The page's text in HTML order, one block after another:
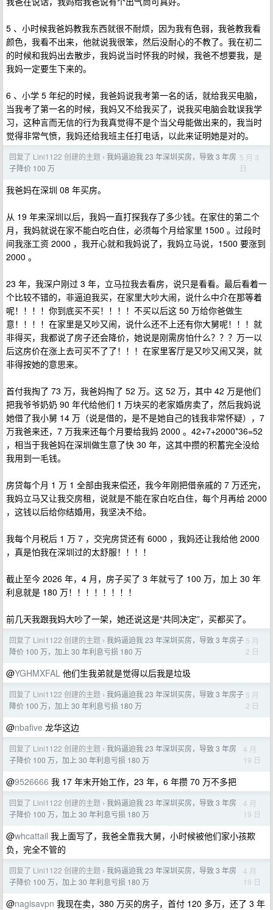
5 、小时候我爸妈教我东西就很不耐烦，因为我有色弱，我爸教我看
颜色，我看不出来，他就说我很笨，然后没耐心的不教了。我在初二
的时候和我妈出去散步，我妈说当时怀我的时候，我爸不想要我，是
我妈一定要生下来的。
6 、小学 5 年纪的时候，我爸妈说我考第一名的话，就给我买电脑，
当我考了第一名的时候，我妈又不给我买了，说我买电脑会耽误我学
习，这种言而无信的行为我真觉得不是个当父母能做出来的，我当时
觉得非常气愤，我妈还给我班主任打电话，以此来证明她是对的。
回复了 Lini1122 创建的主题 › 我妈逼迫我 23 年深圳买房，导致 3 年房
子降价 100 万
5 月 3
日
我爸妈在深圳 08 年买房。
从 19 年来深圳以后，我妈一直打探我存了多少钱。在家住的第二个
月，我妈就说在家不能白吃白住，必须每个月给家里 1500 。过段时
间我涨工资 2000 ，我开心就和我妈说了，我妈立马说，1500 要涨到
2000 。
23 年，我深户刚过 3 年，立马拉我去看房，说只是看看。最后看着一
个比较不错的，非逼迫我买，在家里大吵大闹，说什么中介在那等着
呢！！！！你到底买不买！！！！不买以后这 50 万给你爸做生
意！！！！在家里是又吵又闹，说什么还不上还有你大舅呢！！！就
非得买，我都说了房子还会降价，她说是刚需房怕什么？？？万一以
后这房价在涨上去可买不了了！！！在家里客厅是又吵又闹又哭，就
非得按她的意思来。
首付我掏了 73 万，我爸妈掏了 52 万。这 52 万，其中 42 万是他们
把我爷爷奶奶 90 年代给他们 1 万块买的老家婚房卖了，然后我妈说
她借了我小舅 14 万（说是借的，是不是她自己的钱我非常怀疑），7
万我爸来还，7 万我来还每个月要给我妈 2000 。42+7+2000*36=52
，相当于我爸妈在深圳做生意了快 30 年，这其中攒的积蓄完全没给
我用到一毛钱。
房贷每个月 1 万 1 全部由我来偿还，我今年刚把借亲戚的 7 万还完，
我妈立马又让我交房租，说就是不能在家白吃白住，每个月再给 2000
，这钱以后给你结婚用，我坚决不给。
我每个月税后 1 万 7 ，交完房贷还有 6000 ，我妈还让我给他 2000
，真是怕我在深圳过的太舒服！！！！
截止至今 2026 年，4 月，房子买了 3 年就亏了 100 万，加上 30 年
利息就是 180 万！！！！！！！！
前几天我跟我妈大吵了一架，她还说这是“共同决定”，买都买了。
回复了 Lini1122 创建的主题 › 我妈逼迫我 23 年深圳买房，导致 3 年房子
降价 100 万，加上 30 年利息亏损 180 万
5 月
2 日
@YGHMXFAL 他们生我弟就是觉得以后我是垃圾
回复了 Lini1122 创建的主题 › 我妈逼迫我 23 年深圳买房，导致 3 年房子
降价 100 万，加上 30 年利息亏损 180 万
5 月
2 日
@nbafive 龙华这边
回复了 Lini1122 创建的主题 › 我妈逼迫我 23 年深圳买房，导致 3 年房
子降价 100 万，加上 30 年利息亏损 180 万
4 月
19 日
@9526666 我 17 年末开始工作，23 年，6 年攒 70 万不多把
回复了 Lini1122 创建的主题 › 我妈逼迫我 23 年深圳买房，导致 3 年房
子降价 100 万，加上 30 年利息亏损 180 万
4 月
19 日
@whcattail 我上面写了，我爸全靠我大舅，小时候被他们家小孩欺
负，完全不管的
回复了 Lini1122 创建的主题 › 我妈逼迫我 23 年深圳买房，导致 3 年房
子降价 100 万，加上 30 年利息亏损 180 万
4 月
19 日
@nagisavpn 我现在卖，380 万买的房子，首付 120 多万，还了 3 年